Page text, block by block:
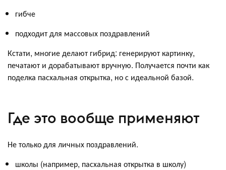
гибче
подходит для массовых поздравлений
Кстати, многие делают гибрид: генерируют картинку,
печатают и дорабатывают вручную. Получается почти как
поделка пасхальная открытка, но с идеальной базой.
Где это вообще применяют
Не только для личных поздравлений.
школы (например, пасхальная открытка в школу)